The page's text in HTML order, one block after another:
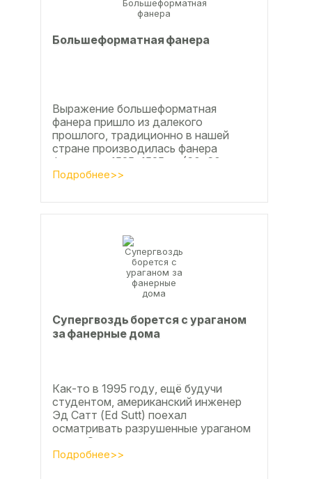
Большеформатная фанера
Выражение большеформатная
фанера пришло из далекого
прошлого, традиционно в нашей
стране производилась фанера
форматом 1525х1525мм (60х60
дюймов), форматы отличающиеся в
Подробнее>>
Супергвоздь борется с ураганом
за фанерные дома
Как-то в 1995 году, ещё будучи
студентом, американский инженер
Эд Сатт (Ed Sutt) поехал
осматривать разрушенные ураганом
дома. Он удивился, что ударов
стихии в большинстве случаев не...
Подробнее>>